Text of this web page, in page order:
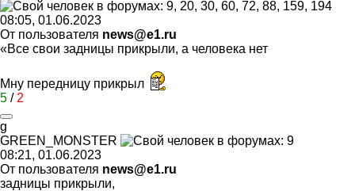
08:05, 01.06.2023
От пользователя news@e1.ru
«Все свои задницы прикрыли, а человека нет
Мну передницу прикрыл
5 / 2
g
GREEN_MONSTER
08:21, 01.06.2023
От пользователя news@e1.ru
задницы прикрыли,